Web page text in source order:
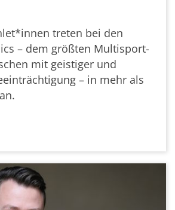
treten bei den
– dem größten Multisport-
mit geistiger und
– in mehr als